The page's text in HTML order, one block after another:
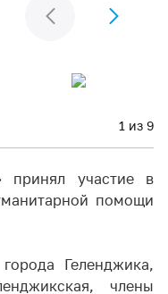
1 из 9
принял участие в
помощи
Геленджика,
члены